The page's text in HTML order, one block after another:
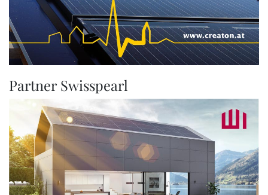
Partner Swisspearl